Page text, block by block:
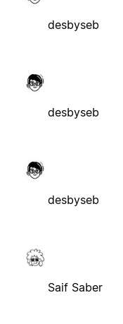
desbyseb
desbyseb
desbyseb
Saif Saber